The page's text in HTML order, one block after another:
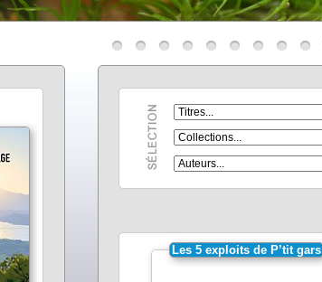
Les 5 exploits de P’tit gars